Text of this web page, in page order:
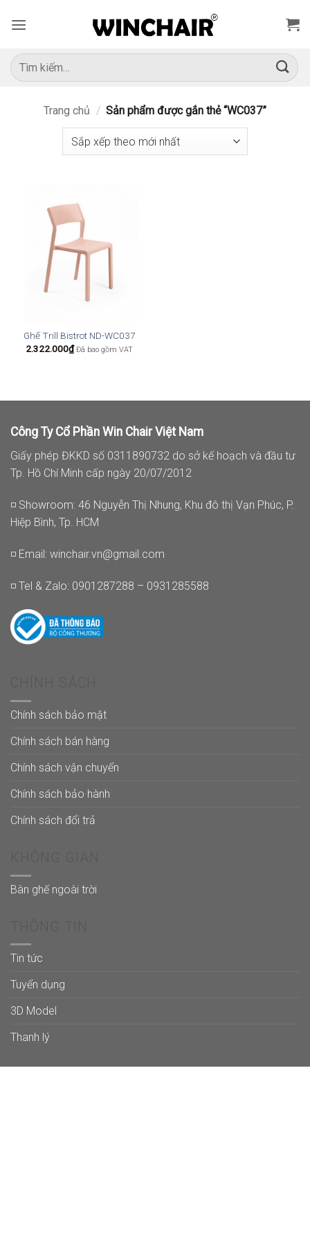
qua
dung
Tìm
kiếm:
Trang chủ / Sản phẩm được gắn thẻ “WC037”
Ghế Trill Bistrot ND-WC037
2.322.000₫ Đã bao gồm VAT
Công Ty Cổ Phần Win Chair Việt Nam
Giấy phép ĐKKD số 0311890732 do sở kế hoạch và đầu tư
Tp. Hồ Chí Minh cấp ngày 20/07/2012
◽ Showroom: 46 Nguyễn Thị Nhung, Khu đô thị Vạn Phúc, P.
Hiệp Bình, Tp. HCM
◽ Email: winchair.vn@gmail.com
◽ Tel & Zalo: 0901287288 – 0931285588
Chính sách bảo mật
Chính sách bán hàng
Chính sách vận chuyển
Chính sách bảo hành
Chính sách đổi trả
Bàn ghế ngoài trời
Tin tức
Tuyển dụng
3D Model
Thanh lý